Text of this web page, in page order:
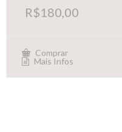
R$180,00
Comprar
Mais Infos